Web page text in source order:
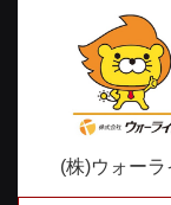
(株)ウォーラ